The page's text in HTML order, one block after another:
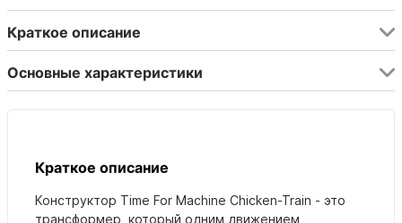
Краткое описание
Основные характеристики
Краткое описание
Конструктор Time For Machine Chicken-Train - это
трансформер, который одним движением